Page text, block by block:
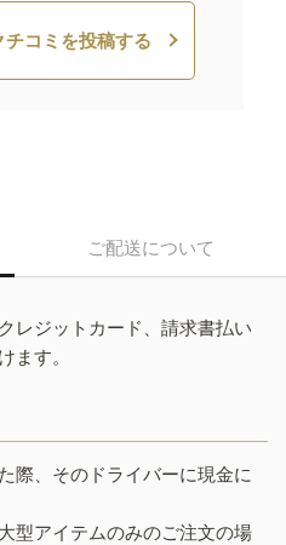
チコミを投稿する
ご配送について
レジットカード、請求書払い
ます。
際、そのドライバーに現金に
型アイテムのみのご注文の場